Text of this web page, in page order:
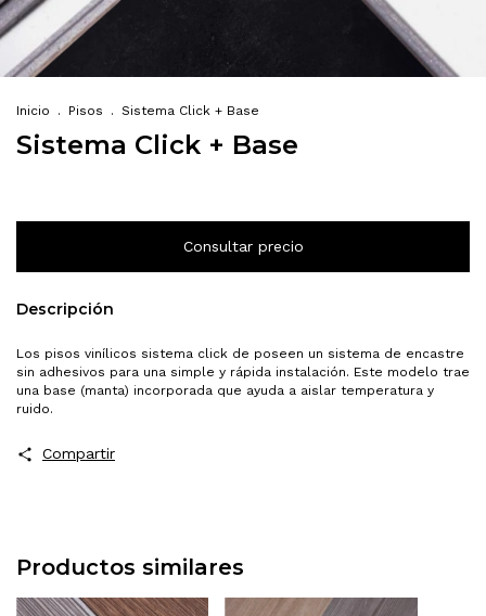
Inicio . Pisos . Sistema Click + Base
Sistema Click + Base
Descripción
Los pisos vinílicos sistema click de poseen un sistema de encastre
sin adhesivos para una simple y rápida instalación. Este modelo trae
una base (manta) incorporada que ayuda a aislar temperatura y
ruido.
Compartir
Productos similares